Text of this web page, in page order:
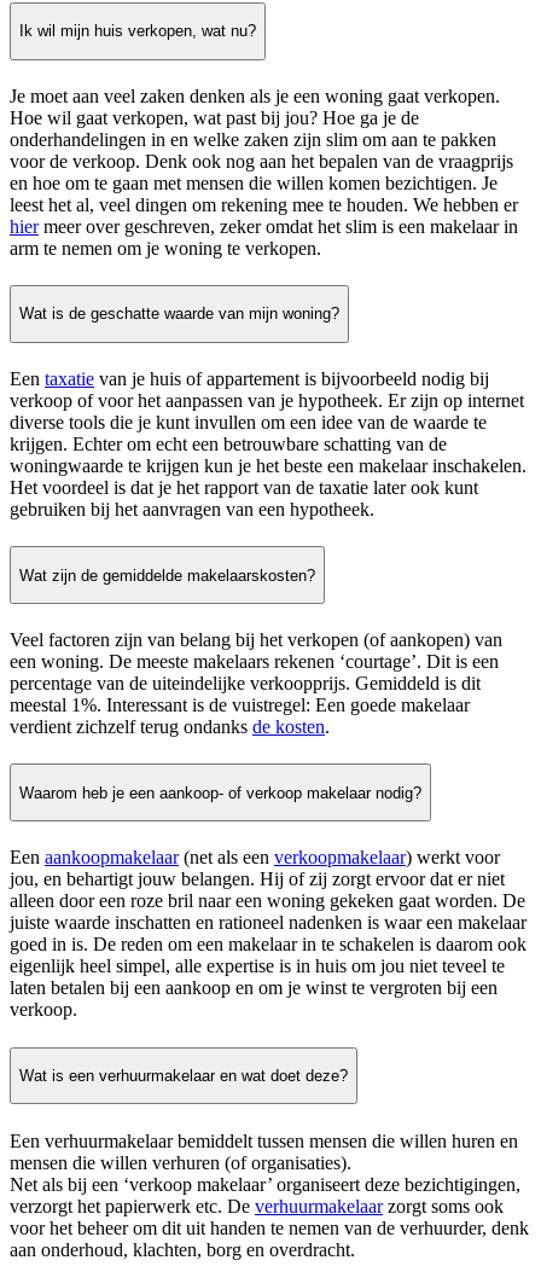
Ik wil mijn huis verkopen, wat nu?
Je moet aan veel zaken denken als je een woning gaat verkopen.
Hoe wil gaat verkopen, wat past bij jou? Hoe ga je de
onderhandelingen in en welke zaken zijn slim om aan te pakken
voor de verkoop. Denk ook nog aan het bepalen van de vraagprijs
en hoe om te gaan met mensen die willen komen bezichtigen. Je
leest het al, veel dingen om rekening mee te houden. We hebben er
hiermeer over geschreven, zeker omdat het slim is een makelaar in
arm te nemen om je woning te verkopen.
Wat is de geschatte waarde van mijn woning?
Een taxatie van je huis of appartement is bijvoorbeeld nodig bij
verkoop of voor het aanpassen van je hypotheek. Er zijn op internet
diverse tools die je kunt invullen om een idee van de waarde te
krijgen. Echter om echt een betrouwbare schatting van de
woningwaarde te krijgen kun je het beste een makelaar inschakelen.
Het voordeel is dat je het rapport van de taxatie later ook kunt
gebruiken bij het aanvragen van een hypotheek.
Wat zijn de gemiddelde makelaarskosten?
Veel factoren zijn van belang bij het verkopen (of aankopen) van
een woning. De meeste makelaars rekenen ‘courtage’. Dit is een
percentage van de uiteindelijke verkoopprijs. Gemiddeld is dit
meestal 1%. Interessant is de vuistregel: Een goede makelaar
verdient zichzelf terug ondanks de kosten.
Waarom heb je een aankoop- of verkoop makelaar nodig?
Een aankoopmakelaar(net als een verkoopmakelaar) werkt voor
jou, en behartigt jouw belangen. Hij of zij zorgt ervoor dat er niet
alleen door een roze bril naar een woning gekeken gaat worden. De
juiste waarde inschatten en rationeel nadenken is waar een makelaar
goed in is. De reden om een makelaar in te schakelen is daarom ook
eigenlijk heel simpel, alle expertise is in huis om jou niet teveel te
laten betalen bij een aankoop en om je winst te vergroten bij een
verkoop.
Wat is een verhuurmakelaar en wat doet deze?
Een verhuurmakelaar bemiddelt tussen mensen die willen huren en
mensen die willen verhuren (of organisaties).
Net als bij een ‘verkoop makelaar’ organiseert deze bezichtigingen,
verzorgt het papierwerk etc. De verhuurmakelaarzorgt soms ook
voor het beheer om dit uit handen te nemen van de verhuurder, denk
aan onderhoud, klachten, borg en overdracht.